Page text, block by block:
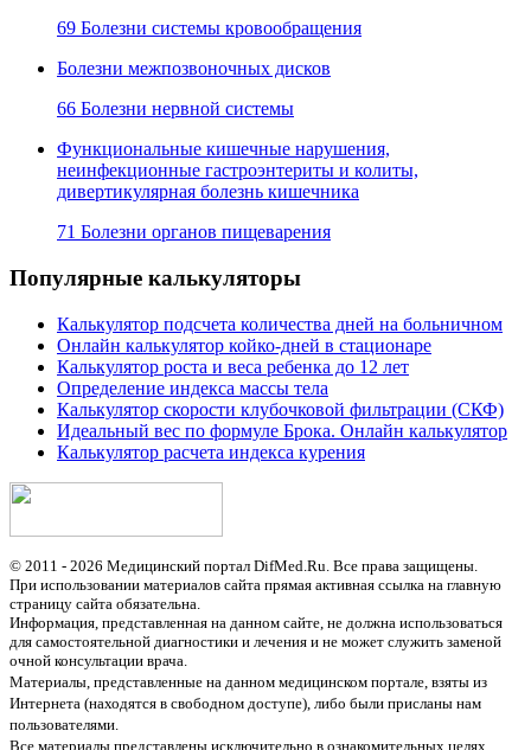
69 Болезни системы кровообращения
Болезни межпозвоночных дисков
66 Болезни нервной системы
Функциональные кишечные нарушения,
неинфекционные гастроэнтериты и колиты,
дивертикулярная болезнь кишечника
71 Болезни органов пищеварения
Популярные калькуляторы
Калькулятор подсчета количества дней на больничном
Онлайн калькулятор койко-дней в стационаре
Калькулятор роста и веса ребенка до 12 лет
Определение индекса массы тела
Калькулятор скорости клубочковой фильтрации (СКФ)
Идеальный вес по формуле Брока. Онлайн калькулятор
Калькулятор расчета индекса курения
© 2011 - 2026 Медицинский портал DifMed.Ru. Все права защищены.
При использовании материалов сайта прямая активная ссылка на главную
страницу сайта обязательна.
Информация, представленная на данном сайте, не должна использоваться
для самостоятельной диагностики и лечения и не может служить заменой
очной консультации врача.
Материалы, представленные на данном медицинском портале, взяты из
Интернета (находятся в свободном доступе), либо были присланы нам
пользователями.
Все материалы представлены исключительно в ознакомительных целях,